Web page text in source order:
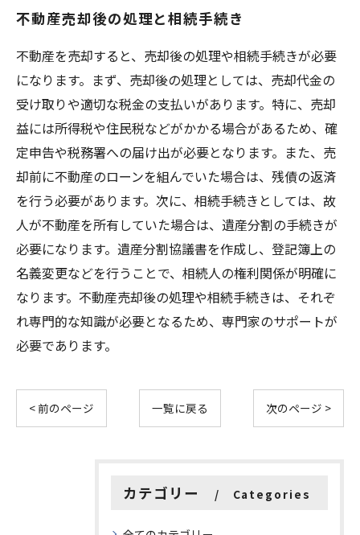
不動産売却後の処理と相続手続き
不動産を売却すると、売却後の処理や相続手続きが必要
になります。まず、売却後の処理としては、売却代金の
受け取りや適切な税金の支払いがあります。特に、売却
益には所得税や住民税などがかかる場合があるため、確
定申告や税務署への届け出が必要となります。また、売
却前に不動産のローンを組んでいた場合は、残債の返済
を行う必要があります。次に、相続手続きとしては、故
人が不動産を所有していた場合は、遺産分割の手続きが
必要になります。遺産分割協議書を作成し、登記簿上の
名義変更などを行うことで、相続人の権利関係が明確に
なります。不動産売却後の処理や相続手続きは、それぞ
れ専門的な知識が必要となるため、専門家のサポートが
必要であります。
< 前のページ 一覧に戻る 次のページ >
カテゴリー Categories